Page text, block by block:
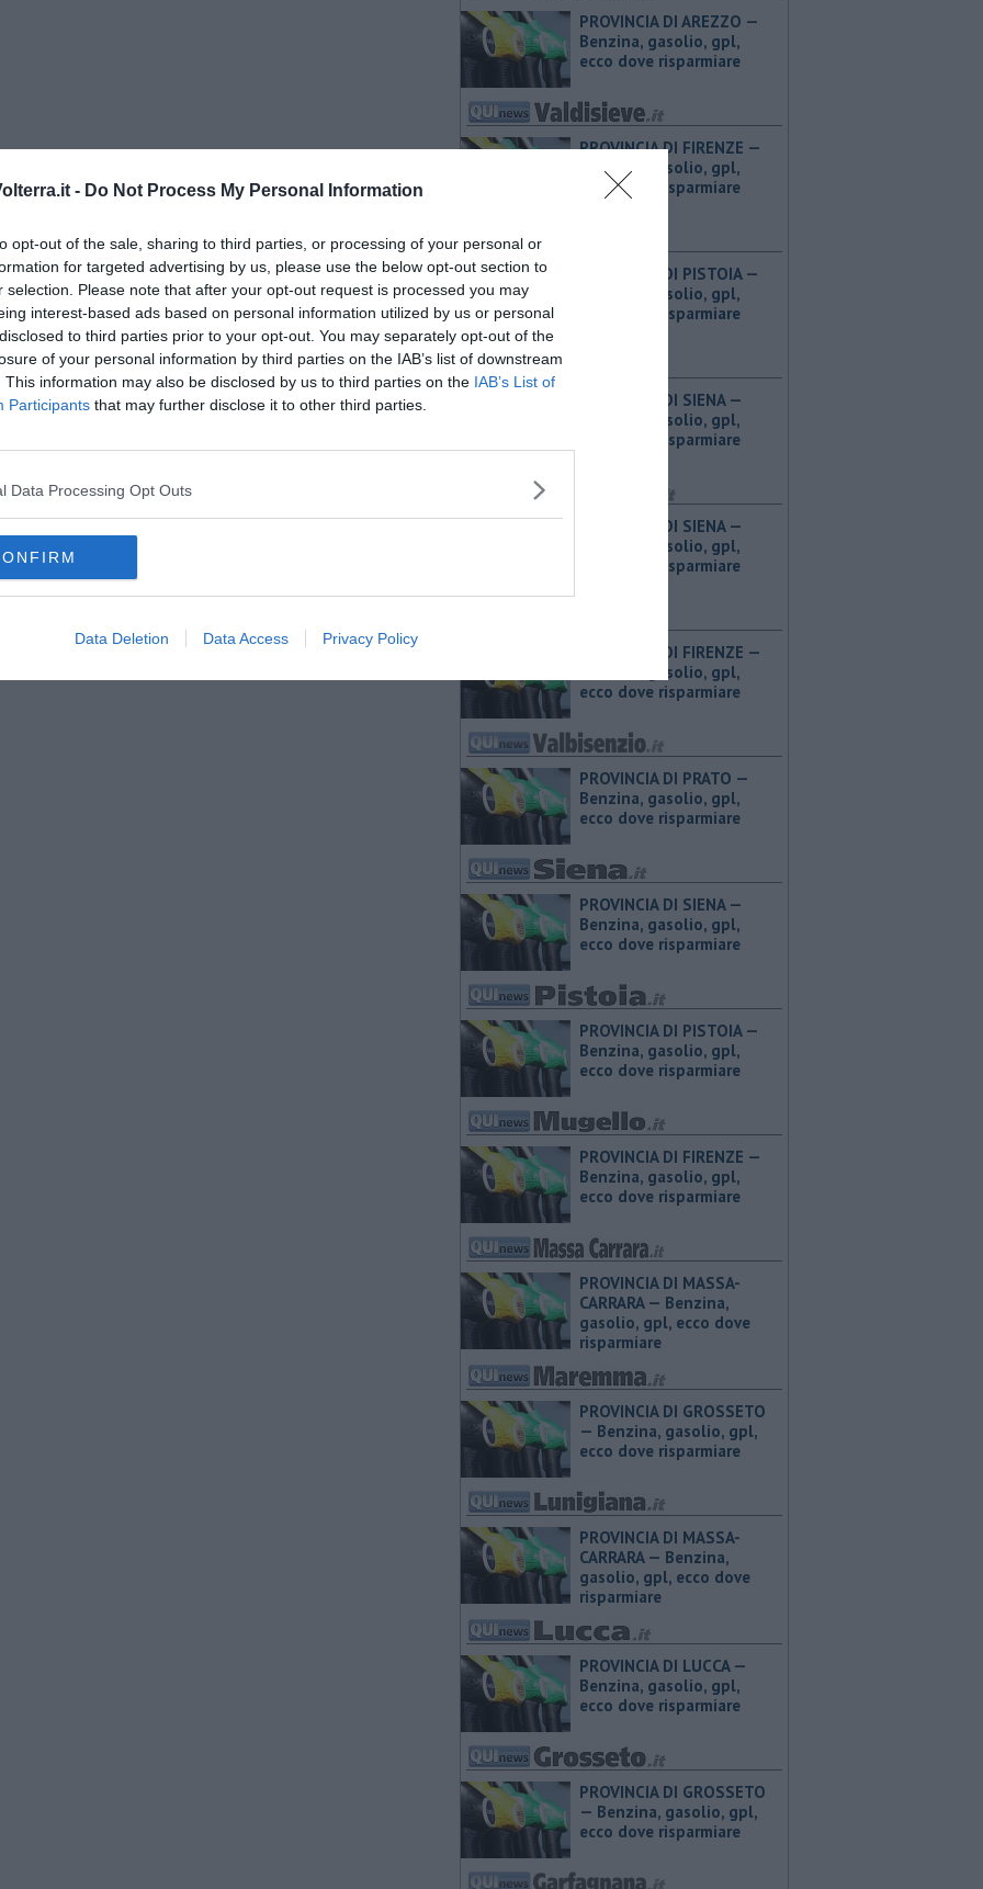
- Do Not Process My Personal Information
opt-out of the sale, sharing to third parties, or processing of your personal or
for targeted advertising by us, please use the below opt-out section to
selection. Please note that after your opt-out request is processed you may
interest-based ads based on personal information utilized by us or personal
to third parties prior to your opt-out. You may separately opt-out of the
of your personal information by third parties on the IAB’s list of downstream
This information may also be disclosed by us to third parties on the IAB’s List of
Participants that may further disclose it to other third parties.
Data Processing Opt Outs
Data Deletion Data Access Privacy Policy
PROVINCIA DI AREZZO — ​
Benzina, gasolio, gpl,
ecco dove risparmiare
PROVINCIA DI FIRENZE — ​
Benzina, gasolio, gpl,
ecco dove risparmiare
PROVINCIA DI PISTOIA — ​
Benzina, gasolio, gpl,
ecco dove risparmiare
PROVINCIA DI SIENA — ​
Benzina, gasolio, gpl,
ecco dove risparmiare
PROVINCIA DI SIENA — ​
Benzina, gasolio, gpl,
ecco dove risparmiare
PROVINCIA DI FIRENZE — ​
Benzina, gasolio, gpl,
ecco dove risparmiare
PROVINCIA DI PRATO — ​
Benzina, gasolio, gpl,
ecco dove risparmiare
PROVINCIA DI SIENA — ​
Benzina, gasolio, gpl,
ecco dove risparmiare
PROVINCIA DI PISTOIA — ​
Benzina, gasolio, gpl,
ecco dove risparmiare
PROVINCIA DI FIRENZE — ​
Benzina, gasolio, gpl,
ecco dove risparmiare
PROVINCIA DI MASSA-
CARRARA — ​Benzina,
gasolio, gpl, ecco dove
risparmiare
PROVINCIA DI GROSSETO
— ​Benzina, gasolio, gpl,
ecco dove risparmiare
PROVINCIA DI MASSA-
CARRARA — ​Benzina,
gasolio, gpl, ecco dove
risparmiare
PROVINCIA DI LUCCA — ​
Benzina, gasolio, gpl,
ecco dove risparmiare
PROVINCIA DI GROSSETO
— ​Benzina, gasolio, gpl,
ecco dove risparmiare